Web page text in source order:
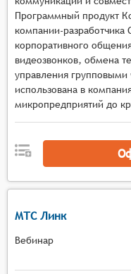
поддержкой
подключения
адаптивным
условий сети
демонстрации
досками,
также
опросов,
организации
Программный продукт
компании-разработчика
корпоративного
видеозвонков, обмена
управления
использована в
микропредприятий до
МТС Линк
Вебинар